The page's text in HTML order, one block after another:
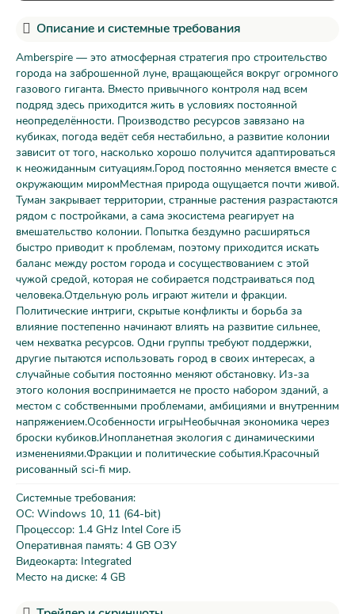
Описание и системные требования
Amberspire — это атмосферная стратегия про строительство
города на заброшенной луне, вращающейся вокруг огромного
газового гиганта. Вместо привычного контроля над всем
подряд здесь приходится жить в условиях постоянной
неопределённости. Производство ресурсов завязано на
кубиках, погода ведёт себя нестабильно, а развитие колонии
зависит от того, насколько хорошо получится адаптироваться
к неожиданным ситуациям.Город постоянно меняется вместе с
окружающим миромМестная природа ощущается почти живой.
Туман закрывает территории, странные растения разрастаются
рядом с постройками, а сама экосистема реагирует на
вмешательство колонии. Попытка бездумно расширяться
быстро приводит к проблемам, поэтому приходится искать
баланс между ростом города и сосуществованием с этой
чужой средой, которая не собирается подстраиваться под
человека.Отдельную роль играют жители и фракции.
Политические интриги, скрытые конфликты и борьба за
влияние постепенно начинают влиять на развитие сильнее,
чем нехватка ресурсов. Одни группы требуют поддержки,
другие пытаются использовать город в своих интересах, а
случайные события постоянно меняют обстановку. Из-за
этого колония воспринимается не просто набором зданий, а
местом с собственными проблемами, амбициями и внутренним
напряжением.Особенности игрыНеобычная экономика через
броски кубиков.Инопланетная экология с динамическими
изменениями.Фракции и политические события.Красочный
рисованный sci-fi мир.
Системные требования:
ОС: Windows 10, 11 (64-bit)
Процессор: 1.4 GHz Intel Core i5
Оперативная память: 4 GB ОЗУ
Видеокарта: Integrated
Место на диске: 4 GB